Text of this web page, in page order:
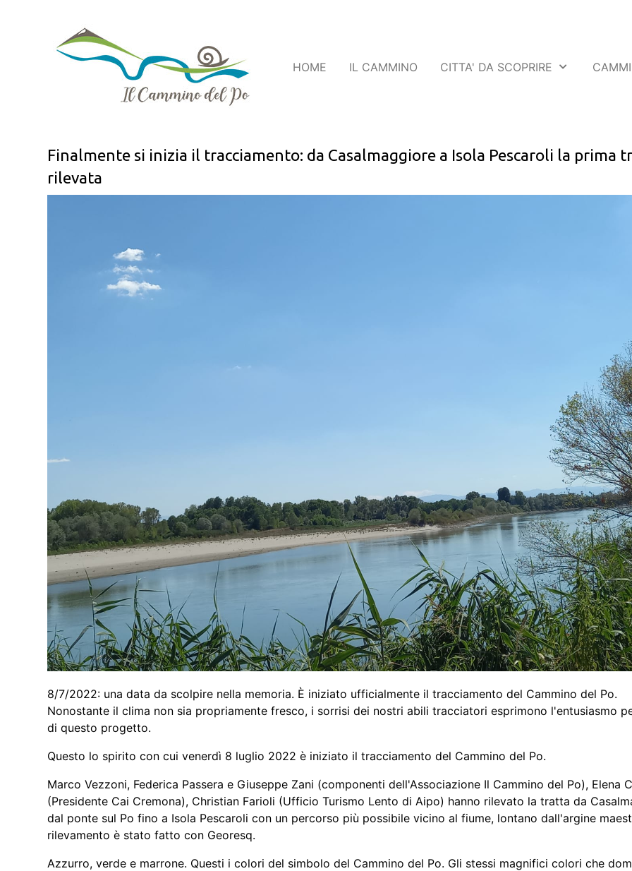
HOME IL CAMMINO CITTA' DA SCOPRIRE
Finalmente si inizia il tracciamento: da Casalmaggiore a Isola Pescaroli la prima
rilevata
8/7/2022: una data da scolpire nella memoria. È iniziato ufficialmente il tracciamento del Cammino del Po.
Nonostante il clima non sia propriamente fresco, i sorrisi dei nostri abili tracciatori esprimono l'entusiasmo
di questo progetto.
Questo lo spirito con cui venerdì 8 luglio 2022 è iniziato il tracciamento del Cammino del Po.
Marco Vezzoni, Federica Passera e Giuseppe Zani (componenti dell'Associazione Il Cammino del Po), Elena
(Presidente Cai Cremona), Christian Farioli (Ufficio Turismo Lento di Aipo) hanno rilevato la tratta da
dal ponte sul Po fino a Isola Pescaroli con un percorso più possibile vicino al fiume, lontano dall'argine
rilevamento è stato fatto con Georesq.
Azzurro, verde e marrone. Questi i colori del simbolo del Cammino del Po. Gli stessi magnifici colori che